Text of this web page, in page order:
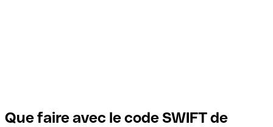
Que faire avec le code SWIFT de